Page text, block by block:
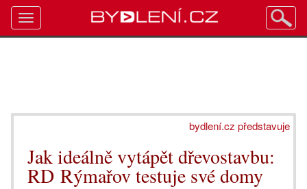
bydlení.cz představuje
Jak ideálně vytápět dřevostavbu:
RD Rýmařov testuje své domy
Toggle
navigation